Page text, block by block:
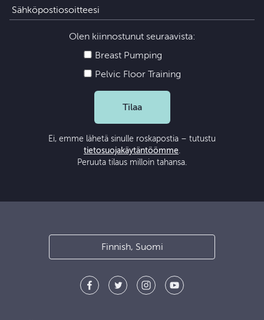
Olen kiinnostunut seuraavista:
Breast Pumping
Pelvic Floor Training
Tilaa
Ei, emme lähetä sinulle roskapostia – tutustu
tietosuojakäytäntöömme.
Peruuta tilaus milloin tahansa.
Finnish, Suomi